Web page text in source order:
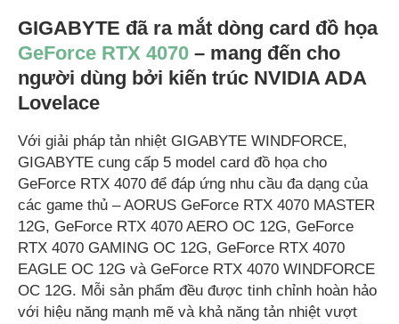
GIGABYTE đã ra mắt dòng card đồ họa
GeForce RTX 4070 – mang đến cho
người dùng bởi kiến trúc NVIDIA ADA
Lovelace
Với giải pháp tản nhiệt GIGABYTE WINDFORCE,
GIGABYTE cung cấp 5 model card đồ họa cho
GeForce RTX 4070 để đáp ứng nhu cầu đa dạng của
các game thủ – AORUS GeForce RTX 4070 MASTER
12G, GeForce RTX 4070 AERO OC 12G, GeForce
RTX 4070 GAMING OC 12G, GeForce RTX 4070
EAGLE OC 12G và GeForce RTX 4070 WINDFORCE
OC 12G. Mỗi sản phẩm đều được tinh chỉnh hoàn hảo
với hiệu năng mạnh mẽ và khả năng tản nhiệt vượt